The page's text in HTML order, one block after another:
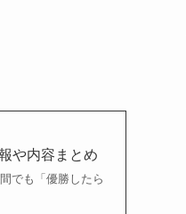
や内容まとめ
でも「優勝したら